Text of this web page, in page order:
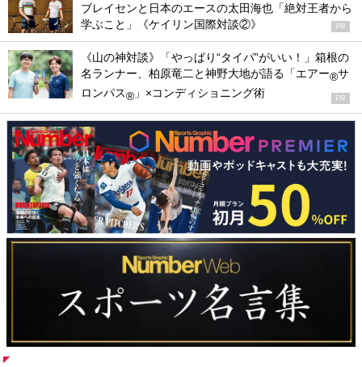
ブレイセンと日本のエースの太田海也「絶対王者から
学ぶこと」《ケイリン国際対談②》
PR
《山の神対談》「やっぱり“タイパ”がいい！」箱根の
名ランナー、柏原竜二と神野大地が語る「エアー®サ
ロンパス® 」×コンディショニング術 PR